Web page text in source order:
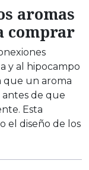
aromas
comprar
y al hipocampo
que un aroma
de que
Esta
el diseño de los